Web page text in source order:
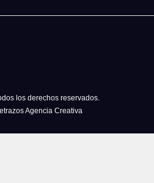
los derechos reservados.
Agencia Creativa